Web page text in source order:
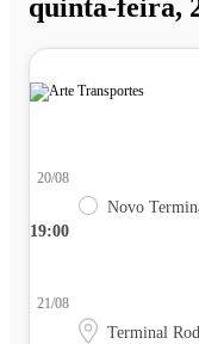
quinta-feira,
19:00
20/08
Novo
21/08
Terminal